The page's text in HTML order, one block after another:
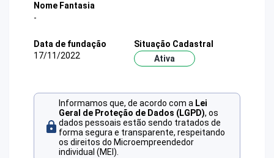
Nome Fantasia
-
Data de fundação
17/11/2022
Situação Cadastral
Ativa
Informamos que, de acordo com a Lei
Geral de Proteção de Dados (LGPD), os
dados pessoais estão sendo tratados de
forma segura e transparente, respeitando
os direitos do Microempreendedor
individual (MEI).